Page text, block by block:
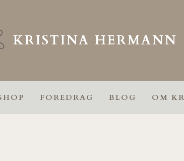
KRISTINA HERMANN
FOREDRAG BLOG OM